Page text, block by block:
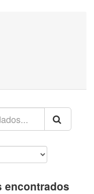
encontrados